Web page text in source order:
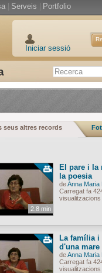
Serveis Portfolio
Iniciar sessió
seus altres records
2.8 min
El pare i la
la poesia
deAnna Maria
Carregat fa
La família i
d'una mare
deAnna Maria
Carregat fa